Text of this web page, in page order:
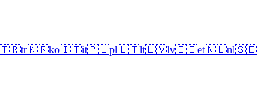
tr🇰🇷ko🇮🇹it🇵🇱pl🇱🇹lt🇱🇻lv🇪🇪et🇳🇱nl🇸🇪